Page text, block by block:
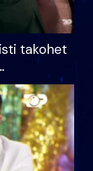
takohet
letër